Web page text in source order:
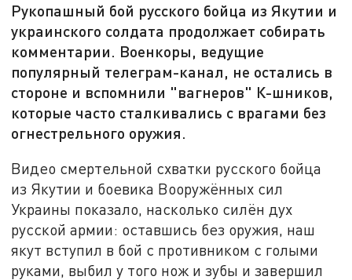
Рукопашный бой русского бойца из Якутии и
украинского солдата продолжает собирать
комментарии. Военкоры, ведущие
популярный телеграм-канал, не остались в
стороне и вспомнили "вагнеров" К-шников,
которые часто сталкивались с врагами без
огнестрельного оружия.
Видео смертельной схватки русского бойца
из Якутии и боевика Вооружённых сил
Украины показало, насколько силён дух
русской армии: оставшись без оружия, наш
якут вступил в бой с противником с голыми
руками, выбил у того нож и зубы и завершил